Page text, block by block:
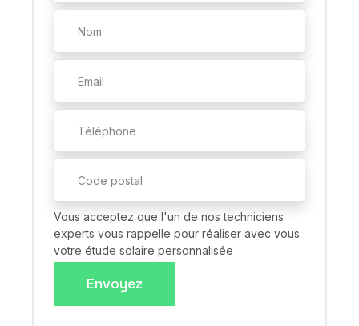
Vous acceptez que l'un de nos techniciens
experts vous rappelle pour réaliser avec vous
votre étude solaire personnalisée
Envoyez